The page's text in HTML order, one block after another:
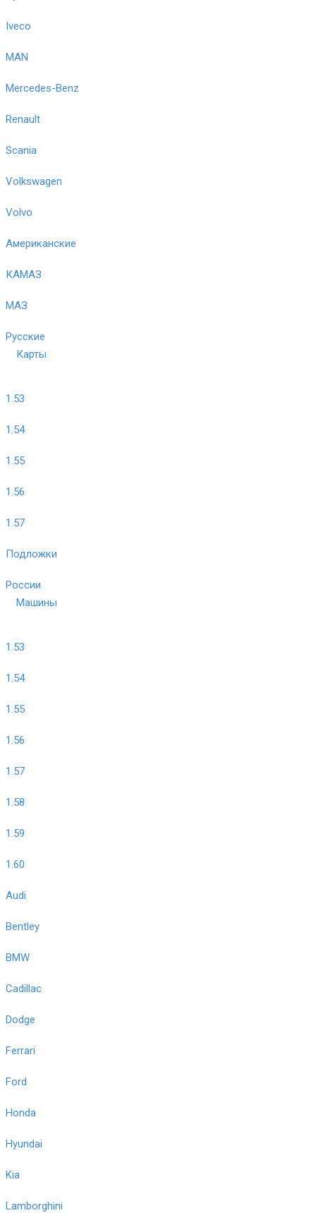
Iveco
MAN
Mercedes-Benz
Renault
Scania
Volkswagen
Volvo
Американские
КАМАЗ
МАЗ
Русские
Карты
1.53
1.54
1.55
1.56
1.57
Подложки
России
Машины
1.53
1.54
1.55
1.56
1.57
1.58
1.59
1.60
Audi
Bentley
BMW
Cadillac
Dodge
Ferrari
Ford
Honda
Hyundai
Kia
Lamborghini